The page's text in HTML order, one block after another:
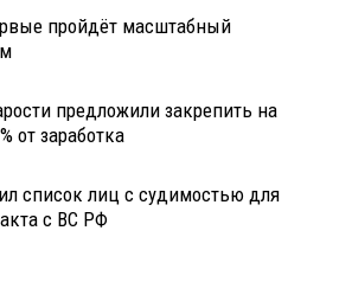
пройдёт масштабный
предложили закрепить на
от заработка
список лиц с судимостью для
с ВС РФ